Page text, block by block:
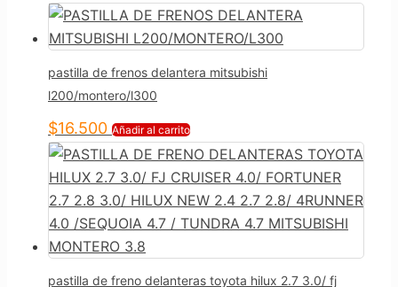
pastilla de frenos delantera mitsubishi
l200/montero/l300
$16.500 Añadir al carrito
pastilla de freno delanteras toyota hilux 2.7 3.0/ fj